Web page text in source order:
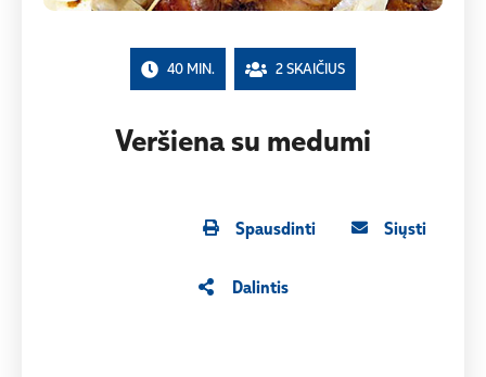
40 MIN. 2 SKAIČIUS
Veršiena su medumi
​​Spausdinti ​​Siųsti
​​Dalintis